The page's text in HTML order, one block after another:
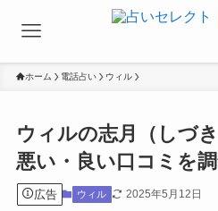
ホーム 電話占い ウィル
ウィルの志月（しづ
悪い・良い口コミを
広告 ウィル 2025年5月12日